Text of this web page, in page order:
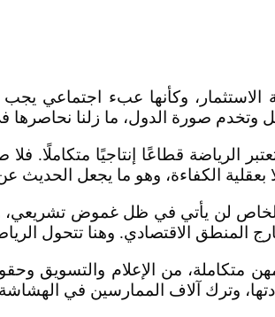
الاستثمار، وكأنها عبء اجتماعي
وتخدم صورة الدول، ما زلنا نحاصرها
الرياضة قطاعًا إنتاجيًا متكاملًا.
بعقلية الكفاءة، وهو ما يجعل
الخاص لن يأتي في ظل غموض
المنطق الاقتصادي. وهنا تتحول
من الإعلام والتسويق
وترك آلاف الممارسين في